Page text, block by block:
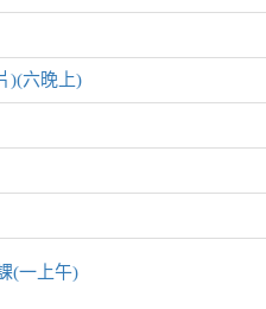
學)(四下午)
學)(四晚上)
學)(附文法解說教學影片)(六晚上)
)(六晚上)
(一上午)